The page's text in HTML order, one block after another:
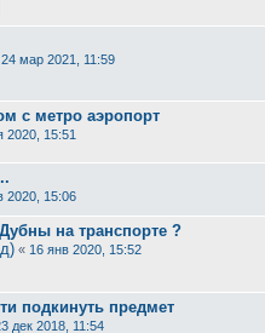
24 мар 2021, 11:59
с метро аэропорт
2020, 15:51
2020, 15:06
на транспорте ?
« 16 янв 2020, 15:52
подкинуть предмет
дек 2018, 11:54